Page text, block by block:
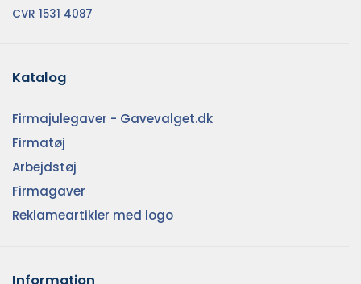
CVR 1531 4087
Katalog
Firmajulegaver - Gavevalget.dk
Firmatøj
Arbejdstøj
Firmagaver
Reklameartikler med logo
Information